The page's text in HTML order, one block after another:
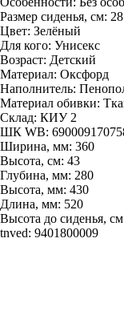
Размер сиденья, см:
Цвет: Зелёный
Для кого: Унисекс
Возраст: Детский
Материал: Оксфорд
Наполнитель:
Материал обивки:
Склад: КИУ 2
ШК WB:
Ширина, мм: 360
Высота, см: 43
Глубина, мм: 280
Высота, мм: 430
Длина, мм: 520
Высота до сиденья,
tnved: 9401800009